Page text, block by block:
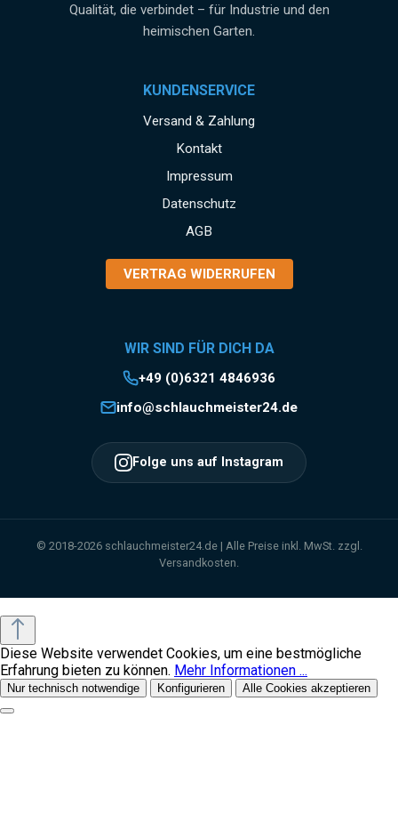
Qualität, die verbindet – für Industrie und den
heimischen Garten.
KUNDENSERVICE
Versand & Zahlung
Kontakt
Impressum
Datenschutz
AGB
VERTRAG WIDERRUFEN
WIR SIND FÜR DICH DA
+49 (0)6321 4846936
info@schlauchmeister24.de
Folge uns auf Instagram
© 2018-2026 schlauchmeister24.de | Alle Preise inkl. MwSt. zzgl.
Versandkosten.
Diese Website verwendet Cookies, um eine bestmögliche
Erfahrung bieten zu können. Mehr Informationen ...
Nur technisch notwendige Konfigurieren Alle Cookies akzeptieren